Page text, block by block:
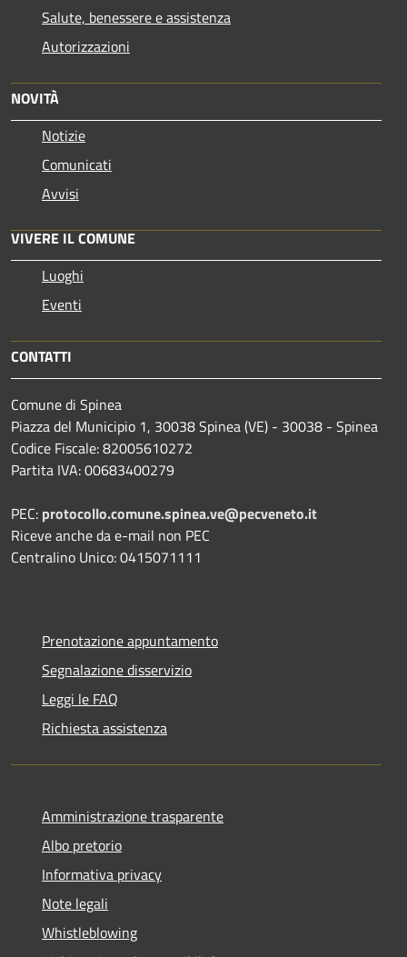
Salute, benessere e assistenza
Autorizzazioni
NOVITÀ
Notizie
Comunicati
Avvisi
VIVERE IL COMUNE
Luoghi
Eventi
CONTATTI
Comune di Spinea
Piazza del Municipio 1, 30038 Spinea (VE) - 30038 - Spinea
Codice Fiscale: 82005610272
Partita IVA: 00683400279
PEC: protocollo.comune.spinea.ve@pecveneto.it
Riceve anche da e-mail non PEC
Centralino Unico: 0415071111
Prenotazione appuntamento
Segnalazione disservizio
Leggi le FAQ
Richiesta assistenza
Amministrazione trasparente
Albo pretorio
Informativa privacy
Note legali
Whistleblowing